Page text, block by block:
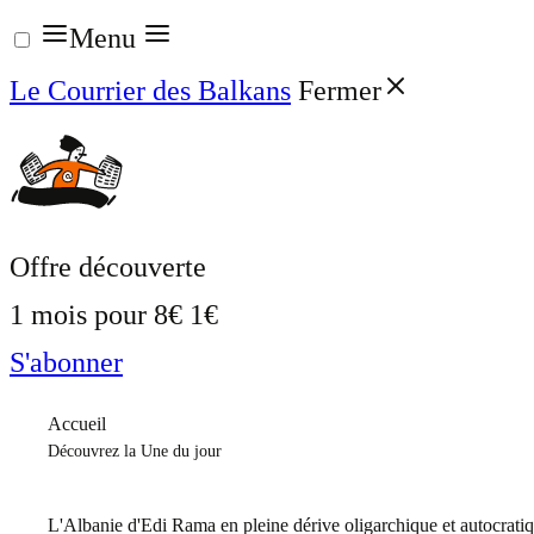
Aller
au
contenu
Menu
Le Courrier des Balkans Fermer
Offre découverte
1 mois pour 8€ 1€
S'abonner
Accueil
Découvrez la Une du jour
L'Albanie d'Edi Rama en pleine dérive oligarchique et